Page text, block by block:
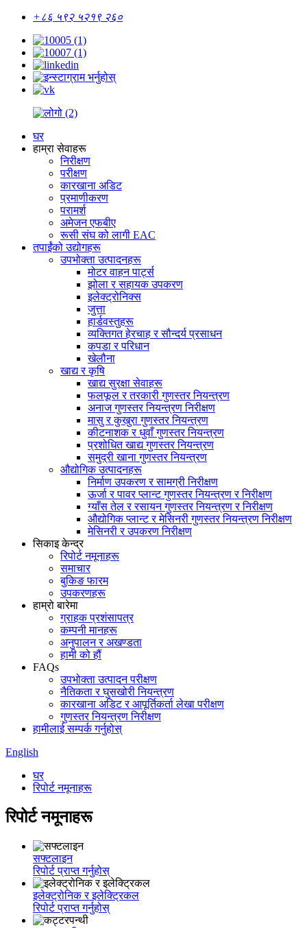
+८६ ५९२ ५२१९ २६०
घर
हाम्रा सेवाहरू
निरीक्षण
परीक्षण
कारखाना अडिट
प्रमाणीकरण
परामर्श
अमेजन एफबीए
रूसी संघ को लागी EAC
तपाईंको उद्योगहरू
उपभोक्ता उत्पादनहरू
मोटर वाहन पार्ट्स
झोला र सहायक उपकरण
इलेक्ट्रोनिक्स
जुत्ता
हार्डवस्तुहरू
व्यक्तिगत हेरचाह र सौन्दर्य प्रसाधन
कपडा र परिधान
खेलौना
खाद्य र कृषि
खाद्य सुरक्षा सेवाहरू
फलफूल र तरकारी गुणस्तर नियन्त्रण
अनाज गुणस्तर नियन्त्रण निरीक्षण
मासु र कुखुरा गुणस्तर नियन्त्रण
कीटनाशक र धुवाँ गुणस्तर नियन्त्रण
प्रशोधित खाद्य गुणस्तर नियन्त्रण
समुद्री खाना गुणस्तर नियन्त्रण
औद्योगिक उत्पादनहरू
निर्माण उपकरण र सामग्री निरीक्षण
ऊर्जा र पावर प्लान्ट गुणस्तर नियन्त्रण र निरीक्षण
ग्याँस तेल र रसायन गुणस्तर नियन्त्रण र निरीक्षण
औद्योगिक प्लान्ट र मेसिनरी गुणस्तर नियन्त्रण निरीक्षण
मेसिनरी र उपकरण निरीक्षण
सिकाइ केन्द्र
रिपोर्ट नमूनाहरू
समाचार
बुकिङ फारम
उपकरणहरू
हाम्रो बारेमा
ग्राहक प्रशंसापत्र
कम्पनी मानहरू
अनुपालन र अखण्डता
हामी को हौं
FAQs
उपभोक्ता उत्पादन परीक्षण
नैतिकता र घुसखोरी नियन्त्रण
कारखाना अडिट र आपूर्तिकर्ता लेखा परीक्षण
गुणस्तर नियन्त्रण निरीक्षण
हामीलाई सम्पर्क गर्नुहोस्
English
घर
रिपोर्ट नमूनाहरू
रिपोर्ट नमूनाहरू
सफ्टलाइन
रिपोर्ट प्राप्त गर्नुहोस्
इलेक्ट्रोनिक र इलेक्ट्रिकल
रिपोर्ट प्राप्त गर्नुहोस्